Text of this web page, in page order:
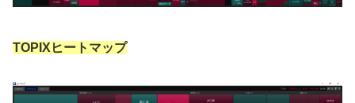
TOPIXヒートマップ